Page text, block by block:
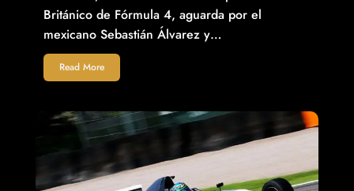
Británico de Fórmula 4, aguarda por el
mexicano Sebastián Álvarez y…
Read More